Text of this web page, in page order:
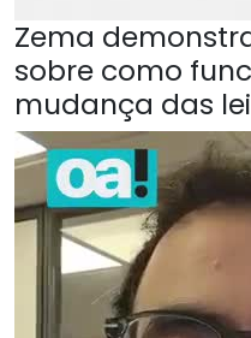
Zema
sobre como
mudança das